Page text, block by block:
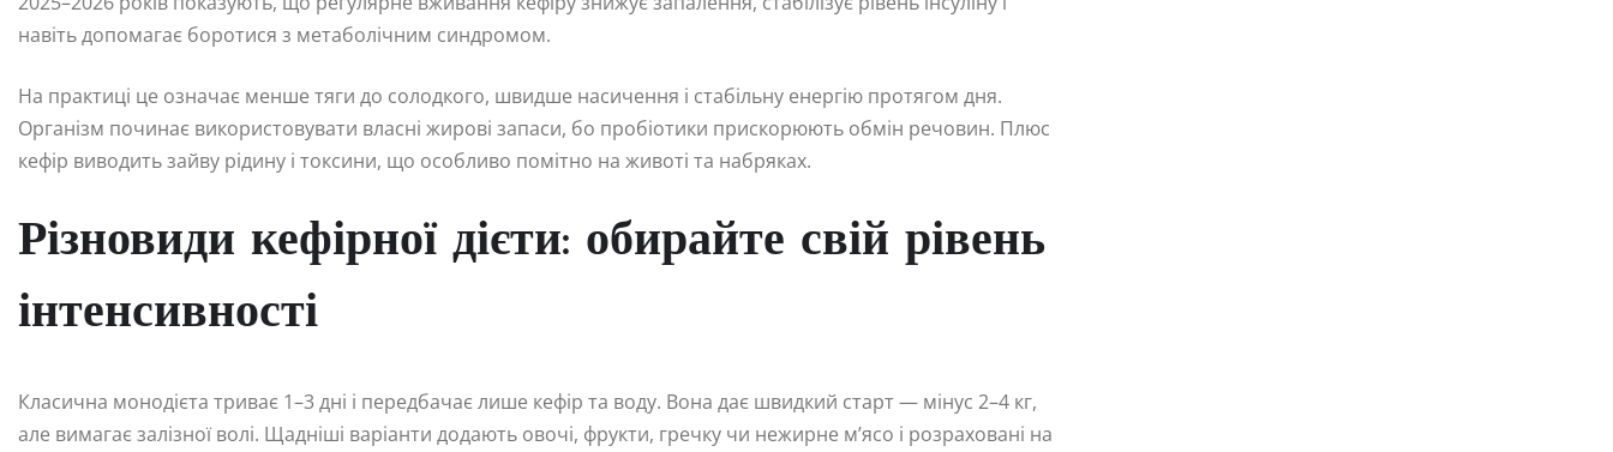
навіть допомагає боротися з метаболічним синдромом.
На практиці це означає менше тяги до солодкого, швидше насичення і стабільну енергію протягом дня.
Організм починає використовувати власні жирові запаси, бо пробіотики прискорюють обмін речовин. Плюс
кефір виводить зайву рідину і токсини, що особливо помітно на животі та набряках.
Різновиди кефірної дієти: обирайте свій рівень
інтенсивності
Класична монодієта триває 1–3 дні і передбачає лише кефір та воду. Вона дає швидкий старт — мінус 2–4 кг,
але вимагає залізної волі. Щадніші варіанти додають овочі, фрукти, гречку чи нежирне м’ясо і розраховані на